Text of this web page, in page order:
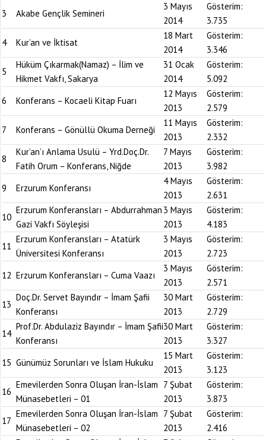
3
Akabe Gençlik Semineri
3 Mayıs
2014
Gösterim:
3.735
4
Kur’an ve İktisat
18 Mart
2014
Gösterim:
3.346
5
Hüküm Çıkarmak(Namaz) – İlim ve
Hikmet Vakfı, Sakarya
31 Ocak
2014
Gösterim:
5.092
6
Konferans – Kocaeli Kitap Fuarı
12 Mayıs
2013
Gösterim:
2.579
7
Konferans – Gönüllü Okuma Derneği
11 Mayıs
2013
Gösterim:
2.332
8
Kur’an’ı Anlama Usulü – Yrd.Doç.Dr.
Fatih Orum – Konferans, Niğde
7 Mayıs
2013
Gösterim:
3.982
9
Erzurum Konferansı
4 Mayıs
2013
Gösterim:
2.631
10
Erzurum Konferansları – Abdurrahman
Gazi Vakfı Söyleşisi
3 Mayıs
2013
Gösterim:
4.183
11
Erzurum Konferansları – Atatürk
Üniversitesi Konferansı
3 Mayıs
2013
Gösterim:
2.723
12 Erzurum Konferansları – Cuma Vaazı
3 Mayıs
2013
Gösterim:
2.571
13
Doç.Dr. Servet Bayındır – İmam Şafii
Konferansı
30 Mart
2013
Gösterim:
2.729
14
Prof.Dr. Abdulaziz Bayındır – İmam Şafii
Konferansı
30 Mart
2013
Gösterim:
3.327
15 Günümüz Sorunları ve İslam Hukuku
15 Mart
2013
Gösterim:
3.123
16
Emevilerden Sonra Oluşan İran-İslam
Münasebetleri – 01
7 Şubat
2013
Gösterim:
3.873
17
Emevilerden Sonra Oluşan İran-İslam
Münasebetleri – 02
7 Şubat
2013
Gösterim:
2.416